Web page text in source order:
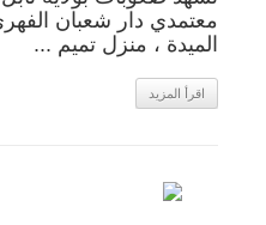
معتمدي دار شعبان
الميدة ، منزل تميم ...
اقرأ المزيد